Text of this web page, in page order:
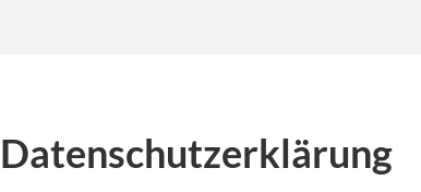
Datenschutzerklärung